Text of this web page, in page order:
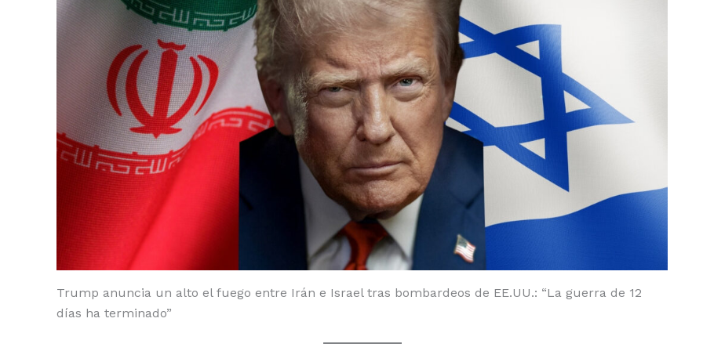
o
k
p
p
n
k
ti
r
Trump anuncia un alto el fuego entre Irán e Israel tras bombardeos de EE.UU.: “La guerra de 12
días ha terminado”